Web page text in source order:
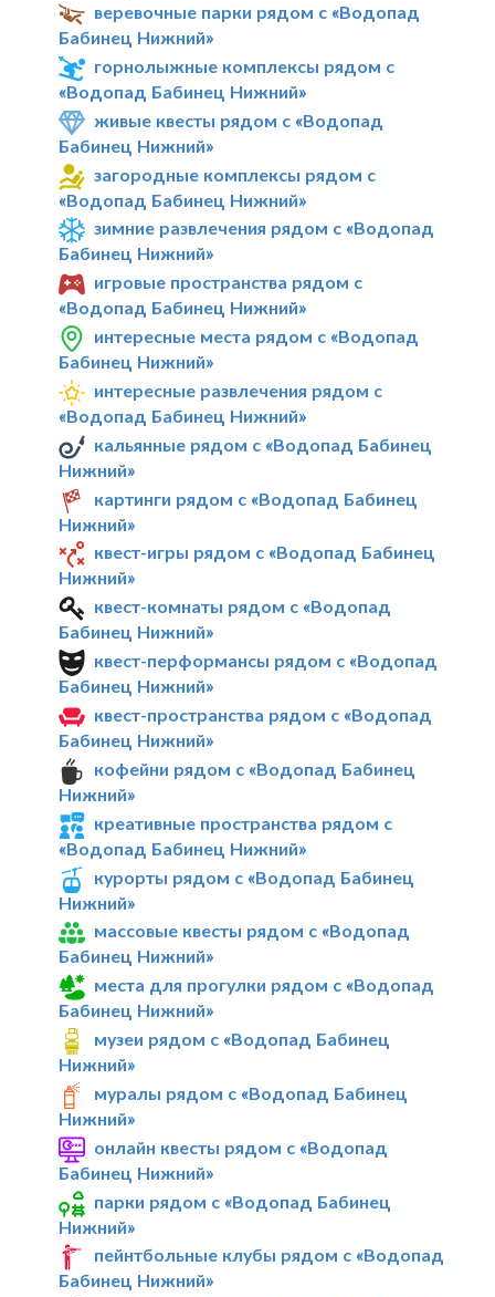
веревочные парки рядом с «Водопад
Бабинец Нижний»
горнолыжные комплексы рядом с
«Водопад Бабинец Нижний»
живые квесты рядом с «Водопад
Бабинец Нижний»
загородные комплексы рядом с
«Водопад Бабинец Нижний»
зимние развлечения рядом с «Водопад
Бабинец Нижний»
игровые пространства рядом с
«Водопад Бабинец Нижний»
интересные места рядом с «Водопад
Бабинец Нижний»
интересные развлечения рядом с
«Водопад Бабинец Нижний»
кальянные рядом с «Водопад Бабинец
Нижний»
картинги рядом с «Водопад Бабинец
Нижний»
квест-игры рядом с «Водопад Бабинец
Нижний»
квест-комнаты рядом с «Водопад
Бабинец Нижний»
квест-перформансы рядом с «Водопад
Бабинец Нижний»
квест-пространства рядом с «Водопад
Бабинец Нижний»
кофейни рядом с «Водопад Бабинец
Нижний»
креативные пространства рядом с
«Водопад Бабинец Нижний»
курорты рядом с «Водопад Бабинец
Нижний»
массовые квесты рядом с «Водопад
Бабинец Нижний»
места для прогулки рядом с «Водопад
Бабинец Нижний»
музеи рядом с «Водопад Бабинец
Нижний»
муралы рядом с «Водопад Бабинец
Нижний»
онлайн квесты рядом с «Водопад
Бабинец Нижний»
парки рядом с «Водопад Бабинец
Нижний»
пейнтбольные клубы рядом с «Водопад
Бабинец Нижний»